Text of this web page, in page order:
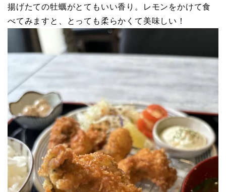
揚げたての牡蠣がとてもいい香り。レモンをかけて食
べてみますと、とっても柔らかくて美味しい！